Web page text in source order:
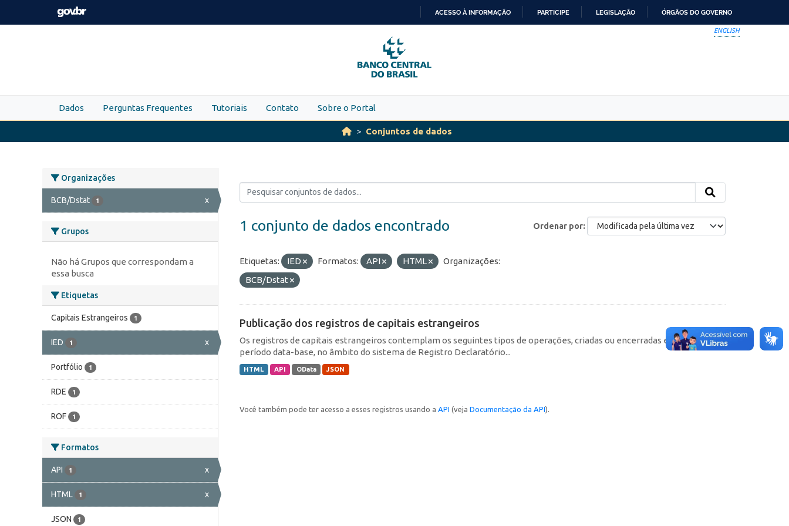
Skip to main content
PARA
O
CONTEÚDO
ACESSO À INFORMAÇÃO PARTICIPE LEGISLAÇÃO ÓRGÃOS DO GOVERNO
ENGLISH
Dados Perguntas Frequentes Tutoriais Contato Sobre o Portal
Conjuntos de dados
Organizações
BCB/Dstat 1 x
Grupos
Não há Grupos que correspondam a
essa busca
Etiquetas
Capitais Estrangeiros 1
IED 1 x
Portfólio 1
RDE 1
ROF 1
Formatos
API 1 x
HTML 1 x
JSON 1
Ordenar por
1 conjunto de dados encontrado
Etiquetas: IED Formatos: API HTML
Organizações:
BCB/Dstat
Publicação dos registros de capitais estrangeiros
Os registros de capitais estrangeiros contemplam os seguintes tipos de operações, criadas ou encerradas em cada
período data-base, no âmbito do sistema de Registro Declaratório...
HTML API OData JSON
Você também pode ter acesso a esses registros usando a API (veja Documentação da API).